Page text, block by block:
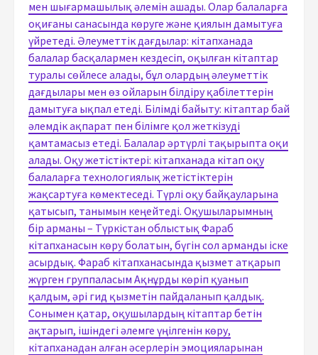
мен шығармашылық әлемін ашады. Олар балаларға
оқиғаны санасында көруге және қиялын дамытуға
үйретеді. Әлеуметтік дағдылар: кітапханада
балалар басқалармен кездесіп, оқылған кітаптар
туралы сөйлесе алады, бұл олардың әлеуметтік
дағдылары мен өз ойларын білдіру қабілеттерін
дамытуға ықпал етеді. Білімді байыту: кітаптар бай
әлемдік ақпарат пен білімге қол жеткізуді
қамтамасыз етеді. Балалар әртүрлі тақырыпта оқи
алады. Оқу жетістіктері: кітапханада кітап оқу
балаларға технологиялық жетістіктерін
жақсартуға көмектеседі. Түрлі оқу байқауларына
қатысып, танымын кеңейтеді. Оқушыларымның
бір арманы – Түркістан облыстық Фараб
кітапханасын көру болатын, бүгін сол арманды іске
асырдық. Фараб кітапханасында қызмет атқарып
жүрген группаласым Ақнұрды көріп қуанып
қалдым, әрі гид қызметін пайдаланып қалдық.
Сонымен қатар, оқушылардың кітаптар бетін
ақтарып, ішіндегі әлемге үңілгенін көру,
кітапханадан алған әсерлерін эмоцияларынан